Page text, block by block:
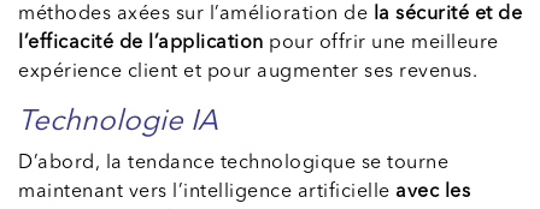
méthodes axées sur l’amélioration de
la sécurité et de
l’efficacité de l’application pour offrir une meilleure
expérience client et pour augmenter ses revenus.
Technologie IA
D’abord, la tendance technologique se tourne
maintenant vers l’intelligence artificielle avec les